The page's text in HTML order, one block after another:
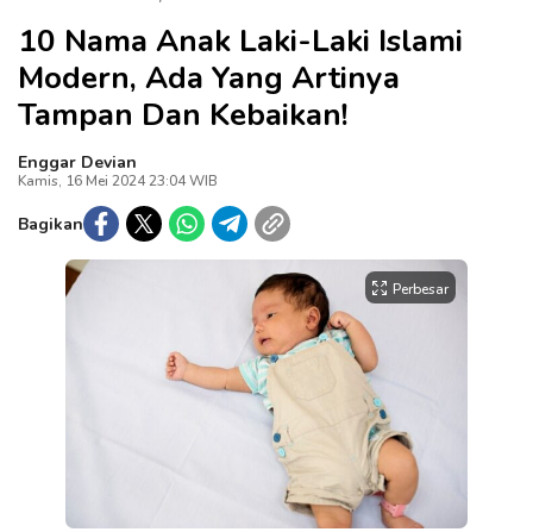
10 Nama Anak Laki-Laki Islami
Modern, Ada Yang Artinya
Tampan Dan Kebaikan!
Enggar Devian
Kamis, 16 Mei 2024 23:04 WIB
Bagikan
Perbesar